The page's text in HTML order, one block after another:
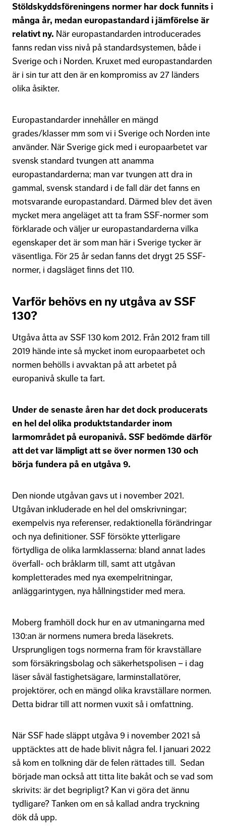
Stöldskyddsföreningens normer har dock funnits i
många år, medan europastandard i jämförelse är
relativt ny. När europastandarden introducerades
fanns redan viss nivå på standardsystemen, både i
Sverige och i Norden. Kruxet med europastandarden
är i sin tur att den är en kompromiss av 27 länders
olika åsikter.
Europastandarder innehåller en mängd
grades/klasser mm som vi i Sverige och Norden inte
använder. När Sverige gick med i europaarbetet var
svensk standard tvungen att anamma
europastandarderna; man var tvungen att dra in
gammal, svensk standard i de fall där det fanns en
motsvarande europastandard. Därmed blev det även
mycket mera angeläget att ta fram SSF-normer som
förklarade och väljer ur europastandarderna vilka
egenskaper det är som man här i Sverige tycker är
väsentliga. För 25 år sedan fanns det drygt 25 SSF-
normer, i dagsläget finns det 110.
Varför behövs en ny utgåva av SSF
130?
Utgåva åtta av SSF 130 kom 2012. Från 2012 fram till
2019 hände inte så mycket inom europaarbetet och
normen behölls i avvaktan på att arbetet på
europanivå skulle ta fart.
Under de senaste åren har det dock producerats
en hel del olika produktstandarder inom
larmområdet på europanivå. SSF bedömde därför
att det var lämpligt att se över normen 130 och
börja fundera på en utgåva 9.
Den nionde utgåvan gavs ut i november 2021.
Utgåvan inkluderade en hel del omskrivningar;
exempelvis nya referenser, redaktionella förändringar
och nya definitioner. SSF försökte ytterligare
förtydliga de olika larmklasserna: bland annat lades
överfall- och bråklarm till, samt att utgåvan
kompletterades med nya exempelritningar,
anläggarintygen, nya hållningstider med mera.
Moberg framhöll dock hur en av utmaningarna med
130:an är normens numera breda läsekrets.
Ursprungligen togs normerna fram för kravställare
som försäkringsbolag och säkerhetspolisen – i dag
läser såväl fastighetsägare, larminstallatörer,
projektörer, och en mängd olika kravställare normen.
Detta bidrar till att normen vuxit så i omfattning.
När SSF hade släppt utgåva 9 i november 2021 så
upptäcktes att de hade blivit några fel. I januari 2022
så kom en tolkning där de felen rättades till. Sedan
började man också att titta lite bakåt och se vad som
skrivits: är det begripligt? Kan vi göra det ännu
tydligare? Tanken om en så kallad andra tryckning
dök då upp.